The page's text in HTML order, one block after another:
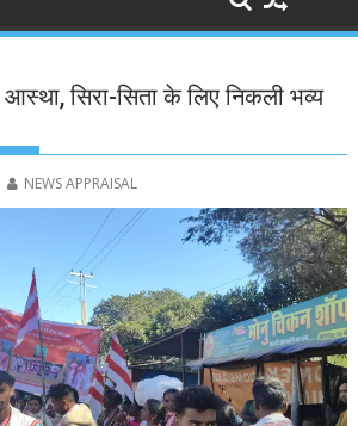
सिरा-सिता के लिए निकली भव्य
NEWS APPRAISAL